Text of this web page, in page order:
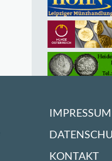
IMPRESSUM
KONTAKT